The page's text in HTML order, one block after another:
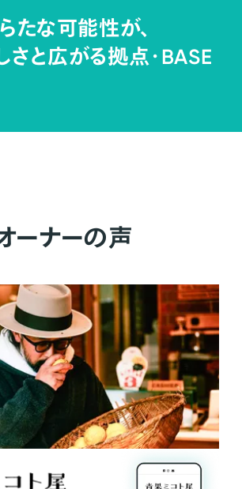
たな可能性が、
さと広がる拠点・BASE
ーナーの声